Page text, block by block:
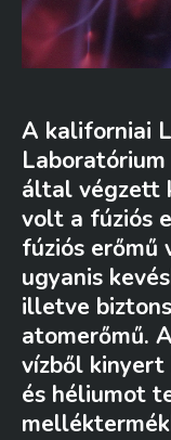
A kaliforniai
által végzett
volt a fúziós
fúziós erőmű
ugyanis
illetve
atomerőmű.
vízből
és héliumot